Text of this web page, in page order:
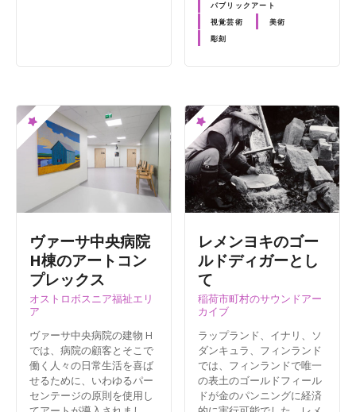
パブリックアート
視覚芸術
美術
彫刻
ヴァーサ中央病院
H棟のアートコン
プレックス
オストロボスニア福祉エリ
ア
ヴァーサ中央病院の建物 H
では、病院の顧客とそこで
働く人々の日常生活を喜ば
せるために、いわゆるパー
センテージの原則を使用し
レメンヨキのゴー
ルドディガーとし
て
稲荷市町村のサウンドアー
カイブ
ラップランド、イナリ、ソ
ダンキュラ、フィンランド
では、フィンランドで唯一
の表土のゴールドフィール
ドが金のパンニングに経済